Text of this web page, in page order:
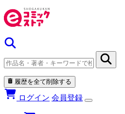
履歴を全て削除する
ログイン 会員登録